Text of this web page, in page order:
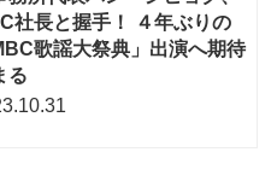
社長と握手！ ４年ぶりの
歌謡大祭典」出演へ期待
る